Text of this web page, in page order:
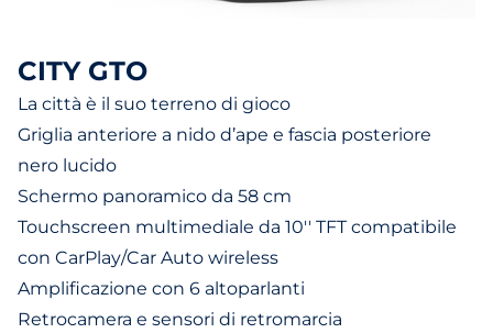
CITY GTO
La città è il suo terreno di gioco
Griglia anteriore a nido d’ape e fascia posteriore
nero lucido
Schermo panoramico da 58 cm
Touchscreen multimediale da 10'' TFT compatibile
con CarPlay/Car Auto wireless
Amplificazione con 6 altoparlanti
Retrocamera e sensori di retromarcia